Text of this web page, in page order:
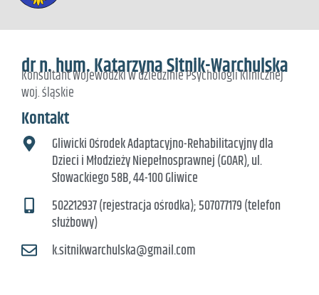
dr n. hum. Katarzyna Sitnik-Warchulska
Konsultant Wojewódzki w dziedzinie Psychologii Klinicznej
woj. śląskie
Kontakt
Gliwicki Ośrodek Adaptacyjno-Rehabilitacyjny dla
Dzieci i Młodzieży Niepełnosprawnej (GOAR), ul.
Słowackiego 58B, 44-100 Gliwice
502212937 (rejestracja ośrodka); 507077179 (telefon
służbowy)
k.sitnikwarchulska@gmail.com